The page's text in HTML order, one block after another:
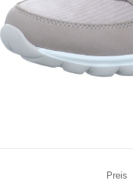
Preis